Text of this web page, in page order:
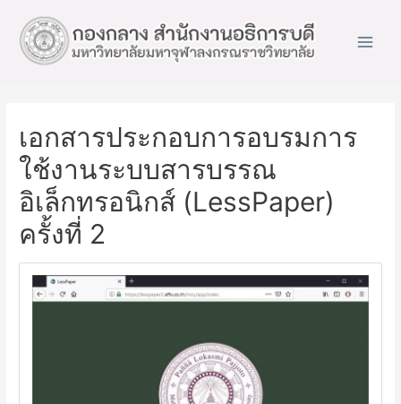
เอกสารประกอบการอบรมการ
ใช้งานระบบสารบรรณ
อิเล็กทรอนิกส์ (LessPaper)
ครั้งที่ 2